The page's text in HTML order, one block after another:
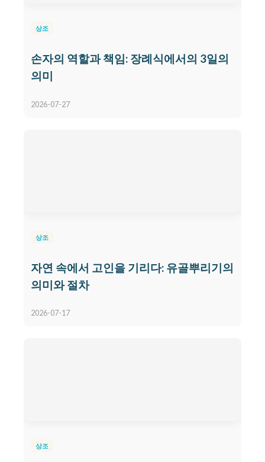
상조
손자의 역할과 책임: 장례식에서의 3일의
의미
2026-07-27
상조
자연 속에서 고인을 기리다: 유골뿌리기의
의미와 절차
2026-07-17
상조